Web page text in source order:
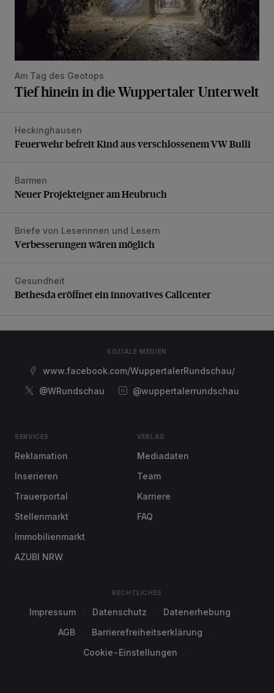
Am Tag des Geotops
Tief hinein in die Wuppertaler Unterwelt
Feuerwehr befreit Kind aus verschlossenem VW Bulli
Heckinghausen
Feuerwehr befreit Kind aus verschlossenem VW Bulli
Neuer Projekteigner am Heubruch
Barmen
Neuer Projekteigner am Heubruch
Verbesserungen wären möglich
Briefe von Leserinnen und Lesern
Verbesserungen wären möglich
Bethesda eröffnet ein innovatives Callcenter
Gesundheit
Bethesda eröffnet ein innovatives Callcenter
SOZIALE MEDIEN
www.facebook.com/WuppertalerRundschau/
@WRundschau
@wuppertalerrundschau
SERVICES
Reklamation
Inserieren
Trauerportal
Stellenmarkt
Immobilienmarkt
AZUBI NRW
VERLAG
Mediadaten
Team
Karriere
FAQ
RECHTLICHES
Impressum Datenschutz
Datenerhebung
AGB
Barrierefreiheitserklärung
Cookie-Einstellungen